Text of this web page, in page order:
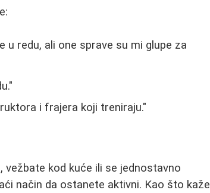
u redu, ali one sprave su mi glupe za
i frajera koji treniraju."
kod kuće ili se jednostavno
način da ostanete aktivni. Kao što kaže